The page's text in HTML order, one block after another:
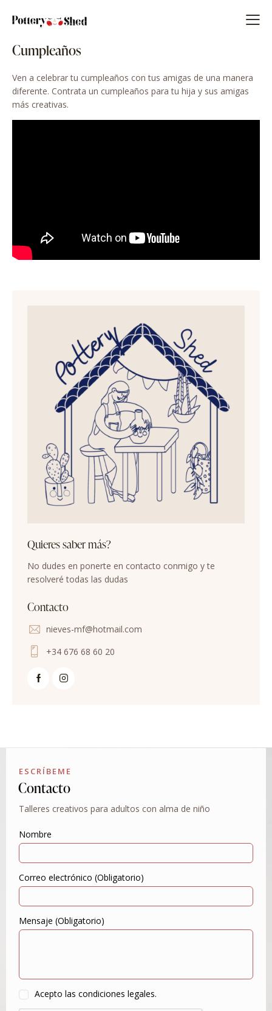
Cumpleaños
Ven a celebrar tu cumpleaños con tus amigas de una manera
diferente. Contrata un cumpleaños para tu hija y sus amigas
más creativas.
Quieres saber más?
No dudes en ponerte en contacto conmigo y te
resolveré todas las dudas
Contacto
nieves-mf@hotmail.com
+34 676 68 60 20
ESCRÍBEME
Contacto
Talleres creativos para adultos con alma de niño
Nombre
Correo electrónico (Obligatorio)
Mensaje (Obligatorio)
Acepto las condiciones legales.